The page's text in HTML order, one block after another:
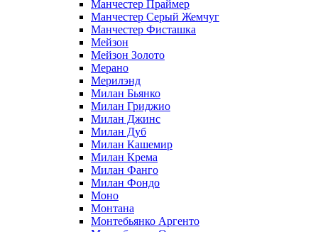
Манчестер Праймер
Манчестер Серый Жемчуг
Манчестер Фисташка
Мейзон
Мейзон Золото
Мерано
Мерилэнд
Милан Бьянко
Милан Гриджио
Милан Джинс
Милан Дуб
Милан Кашемир
Милан Крема
Милан Фанго
Милан Фондо
Моно
Монтана
Монтебьянко Аргенто